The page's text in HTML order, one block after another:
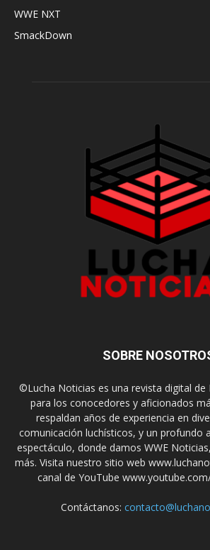
WWE NXT
SmackDown
SOBRE
©Lucha Noticias es una revista digital de
para los conocedores y aficionados
respaldan años de experiencia en
comunicación luchísticos, y un profundo
espectáculo, donde damos WWE
más. Visita nuestro sitio web
canal de YouTube
Contáctanos: